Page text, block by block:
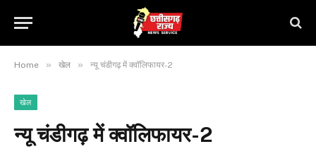
Home » खेल » न्यू चंडीगढ़ में क्वॉलिफायर-2
खेल
न्यू चंडीगढ़ में क्वॉलिफायर-2